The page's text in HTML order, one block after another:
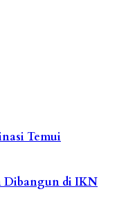
Temui
Dibangun di IKN